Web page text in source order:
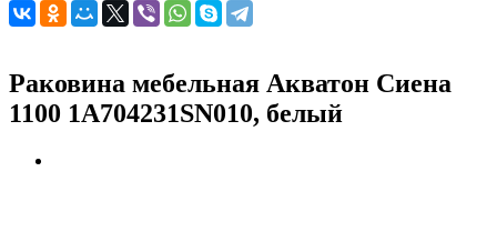
Раковина мебельная Акватон Сиена
1100 1A704231SN010, белый